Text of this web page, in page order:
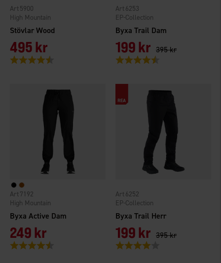
Stövlar Wood
High Mountain
5900
495 kr
Betyg:
Byxa Trail Dam
EP-Collection
6253
199 kr 395 kr
Betyg:
Byxa Active Dam
High Mountain
7192
249 kr
Betyg:
Byxa Trail Herr
EP-Collection
6252
199 kr 395 kr
Betyg: